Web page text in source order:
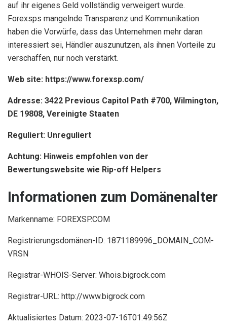
auf ihr eigenes Geld vollständig verweigert wurde.
Forexsps mangelnde Transparenz und Kommunikation
haben die Vorwürfe, dass das Unternehmen mehr daran
interessiert sei, Händler auszunutzen, als ihnen Vorteile zu
verschaffen, nur noch verstärkt.
Web site: https://www.forexsp.com/
Adresse: 3422 Previous Capitol Path #700, Wilmington,
DE 19808, Vereinigte Staaten
Reguliert: Unreguliert
Achtung: Hinweis empfohlen von der
Bewertungswebsite wie Rip-off Helpers
Informationen zum Domänenalter
Markenname: FOREXSP.COM
Registrierungsdomänen-ID: 1871189996_DOMAIN_COM-
VRSN
Registrar-WHOIS-Server: Whois.bigrock.com
Registrar-URL: http://www.bigrock.com
Aktualisiertes Datum: 2023-07-16T01:49:56Z